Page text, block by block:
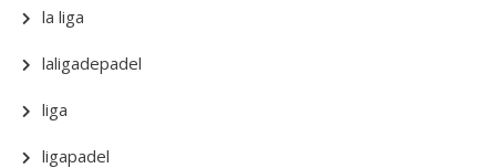
la liga
laligadepadel
liga
ligapadel